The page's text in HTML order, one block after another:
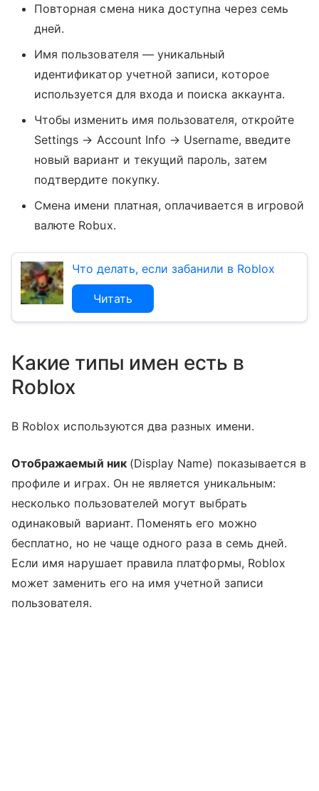
Повторная смена ника доступна через семь
дней.
Имя пользователя — уникальный
идентификатор учетной записи, которое
используется для входа и поиска аккаунта.
Чтобы изменить имя пользователя, откройте
Settings → Account Info → Username, введите
новый вариант и текущий пароль, затем
подтвердите покупку.
Смена имени платная, оплачивается в игровой
валюте Robux.
Что делать, если забанили в Roblox
Читать
Какие типы имен есть в
Roblox
В Roblox используются два разных имени.
Отображаемый ник (Display Name) показывается в
профиле и играх. Он не является уникальным:
несколько пользователей могут выбрать
одинаковый вариант. Поменять его можно
бесплатно, но не чаще одного раза в семь дней.
Если имя нарушает правила платформы, Roblox
может заменить его на имя учетной записи
пользователя.